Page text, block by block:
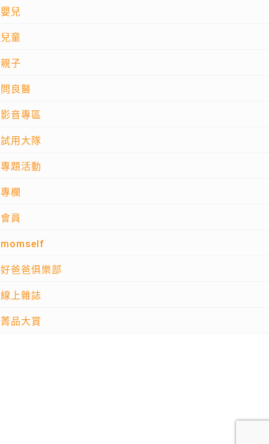
嬰兒
兒童
親子
問良醫
影音專區
試用大隊
專題活動
專欄
會員
momself
好爸爸俱樂部
線上雜誌
菁品大賞